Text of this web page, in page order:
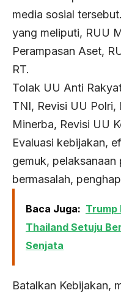
media sosial
yang meliputi, RUU
Perampasan Aset,
RT.
Tolak UU Anti
TNI, Revisi UU Polri,
Minerba, Revisi UU
Evaluasi kebijakan,
gemuk, pelaksanaan
bermasalah,
Baca Juga: Trump
Thailand Setuju
Senjata
Batalkan Kebijakan,